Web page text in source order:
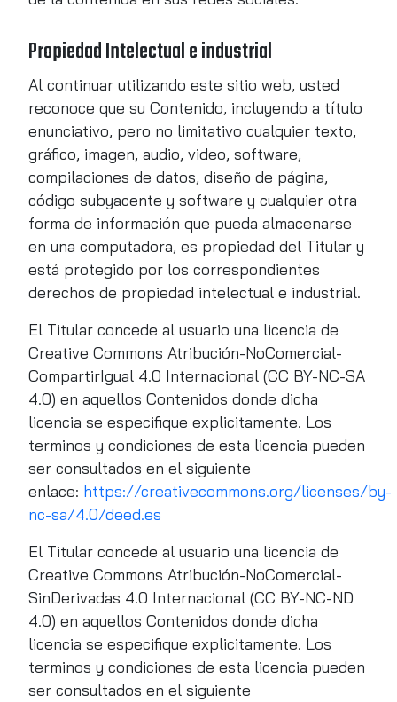
Propiedad Intelectual e industrial
Al continuar utilizando este sitio web, usted
reconoce que su Contenido, incluyendo a título
enunciativo, pero no limitativo cualquier texto,
gráfico, imagen, audio, video, software,
compilaciones de datos, diseño de página,
código subyacente y software y cualquier otra
forma de información que pueda almacenarse
en una computadora, es propiedad del Titular y
está protegido por los correspondientes
derechos de propiedad intelectual e industrial.
El Titular concede al usuario una licencia de
Creative Commons Atribución-NoComercial-
CompartirIgual 4.0 Internacional (CC BY-NC-SA
4.0) en aquellos Contenidos donde dicha
licencia se especifique explicitamente. Los
terminos y condiciones de esta licencia pueden
ser consultados en el siguiente
enlace: https://creativecommons.org/licenses/by-
nc-sa/4.0/deed.es
El Titular concede al usuario una licencia de
Creative Commons Atribución-NoComercial-
SinDerivadas 4.0 Internacional (CC BY-NC-ND
4.0) en aquellos Contenidos donde dicha
licencia se especifique explicitamente. Los
terminos y condiciones de esta licencia pueden
ser consultados en el siguiente